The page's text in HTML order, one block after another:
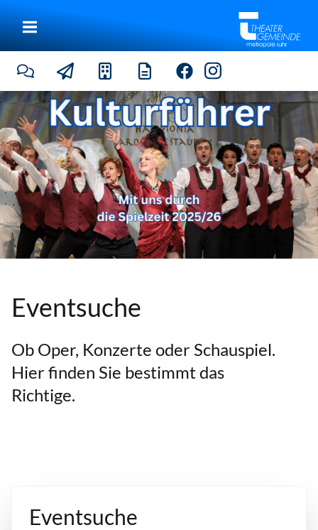
|
Eventsuche
Ob Oper, Konzerte oder Schauspiel.
Hier finden Sie bestimmt das
Richtige.
Eventsuche